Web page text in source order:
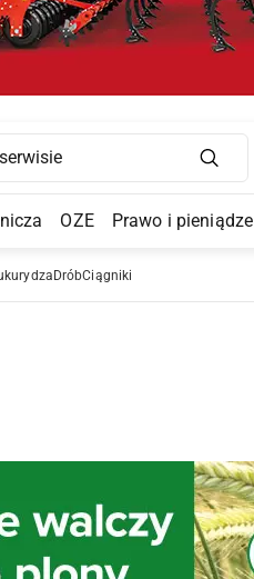
Main Navigation
OZE Prawo i pieniądze
DróbCiągniki